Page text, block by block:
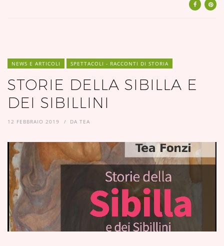
NEWS E ARTICOLI SPETTACOLI - RACCONTI DI STORIA
STORIE DELLA SIBILLA E
DEI SIBILLINI
12 FEBBRAIO 2019 DA TEA